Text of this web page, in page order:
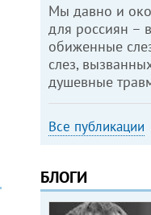
Мы давно и
для россиян –
обиженные
слез,
душевные
Все публикации
БЛОГИ